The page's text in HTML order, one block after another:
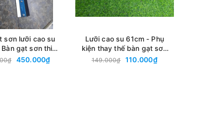
sơn lưỡi cao su
Bàn gạt sơn thi
thể thao, sân
450.000₫
Lưỡi cao su 61cm - Phụ
kiện thay thế bàn gạt sơn
lưỡi cao su 61cm
149.000₫ 110.000₫